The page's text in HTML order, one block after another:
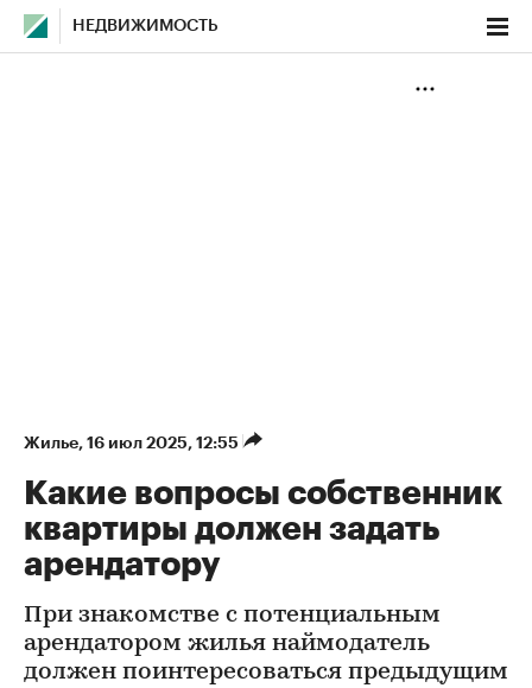
НЕДВИЖИМОСТЬ
Жилье⁠, 16 июл 2025, 12:55
Какие вопросы собственник
квартиры должен задать
арендатору
При знакомстве с потенциальным
арендатором жилья наймодатель
должен поинтересоваться предыдущим